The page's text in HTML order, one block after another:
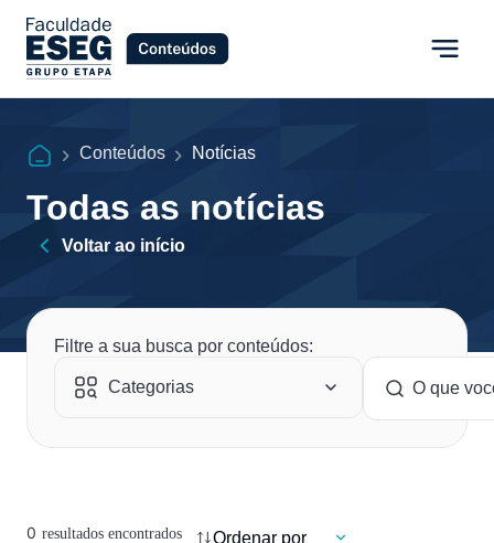
Conteúdos Notícias
Todas as notícias
Voltar ao início
Filtre a sua busca por conteúdos:
0 resultados encontrados